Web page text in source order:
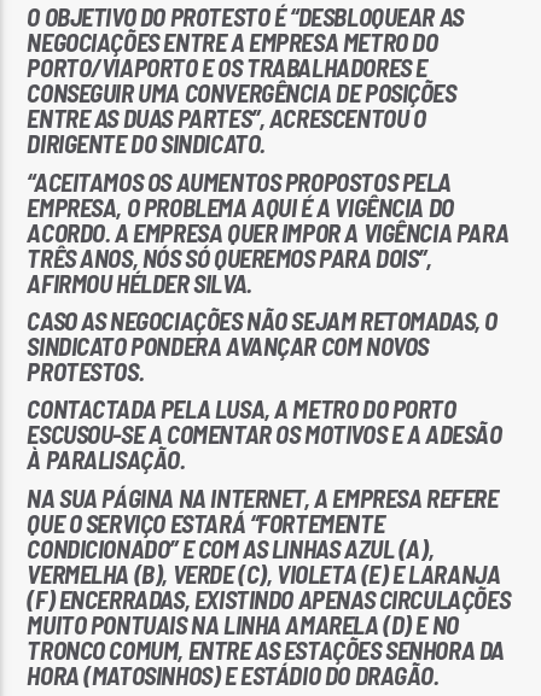
O OBJETIVO DO PROTESTO É “DESBLOQUEAR AS
NEGOCIAÇÕES ENTRE A EMPRESA METRO DO
PORTO/VIAPORTO E OS TRABALHADORES E
CONSEGUIR UMA CONVERGÊNCIA DE POSIÇÕES
ENTRE AS DUAS PARTES”, ACRESCENTOU O
DIRIGENTE DO SINDICATO.
“ACEITAMOS OS AUMENTOS PROPOSTOS PELA
EMPRESA, O PROBLEMA AQUI É A VIGÊNCIA DO
ACORDO. A EMPRESA QUER IMPOR A VIGÊNCIA PARA
TRÊS ANOS, NÓS SÓ QUEREMOS PARA DOIS”,
AFIRMOU HÉLDER SILVA.
CASO AS NEGOCIAÇÕES NÃO SEJAM RETOMADAS, O
SINDICATO PONDERA AVANÇAR COM NOVOS
PROTESTOS.
CONTACTADA PELA LUSA, A METRO DO PORTO
ESCUSOU-SE A COMENTAR OS MOTIVOS E A ADESÃO
À PARALISAÇÃO.
NA SUA PÁGINA NA INTERNET, A EMPRESA REFERE
QUE O SERVIÇO ESTARÁ “FORTEMENTE
CONDICIONADO” E COM AS LINHAS AZUL (A),
VERMELHA (B), VERDE (C), VIOLETA (E) E LARANJA
(F) ENCERRADAS, EXISTINDO APENAS CIRCULAÇÕES
MUITO PONTUAIS NA LINHA AMARELA (D) E NO
TRONCO COMUM, ENTRE AS ESTAÇÕES SENHORA DA
HORA (MATOSINHOS) E ESTÁDIO DO DRAGÃO.